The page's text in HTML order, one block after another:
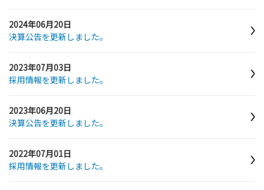
2024年06月20日
決算公告を更新しました。
2023年07月03日
採用情報を更新しました。
2023年06月20日
決算公告を更新しました。
2022年07月01日
採用情報を更新しました。